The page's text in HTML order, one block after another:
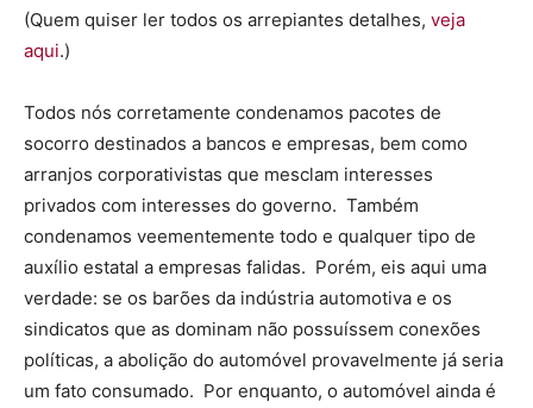
(Quem quiser ler todos os arrepiantes detalhes, veja
aqui.)
Todos nós corretamente condenamos pacotes de
socorro destinados a bancos e empresas, bem como
arranjos corporativistas que mesclam interesses
privados com interesses do governo. Também
condenamos veementemente todo e qualquer tipo de
auxílio estatal a empresas falidas. Porém, eis aqui uma
verdade: se os barões da indústria automotiva e os
sindicatos que as dominam não possuíssem conexões
políticas, a abolição do automóvel provavelmente já seria
um fato consumado. Por enquanto, o automóvel ainda é